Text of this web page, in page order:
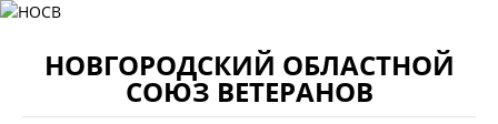
НОВГОРОДСКИЙ ОБЛАСТНОЙ
СОЮЗ ВЕТЕРАНОВ